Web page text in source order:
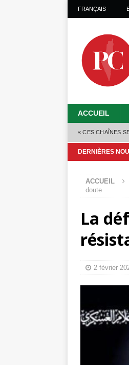
FRANÇAIS
ACCUEIL
« CES CHAÎNES
DERNIÈRES
ACCUEIL
doute
La
2 février